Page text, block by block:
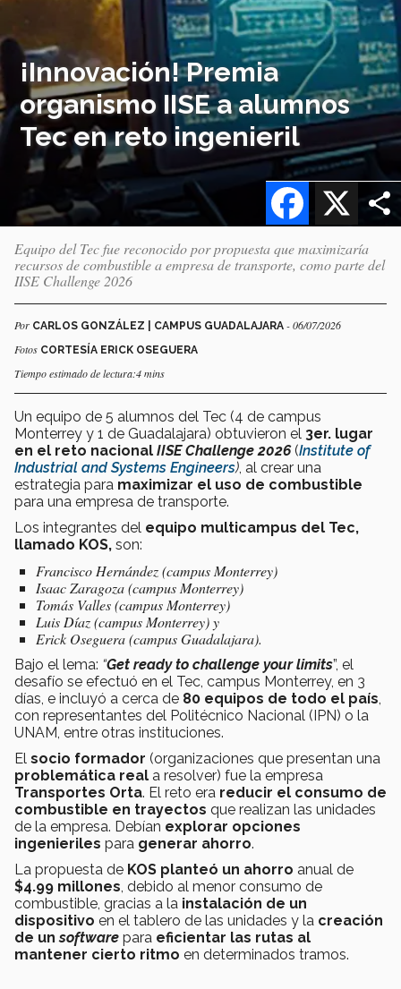
¡Innovación! Premia
organismo IISE a alumnos
Tec en reto ingenieril
X
Facebook
Equipo del Tec fue reconocido por propuesta que maximizaría
recursos de combustible a empresa de transporte, como parte del
IISE Challenge 2026
Por CARLOS GONZÁLEZ | CAMPUS GUADALAJARA - 06/07/2026
Fotos CORTESÍA ERICK OSEGUERA
Tiempo estimado de lectura:4 mins
Un equipo de 5 alumnos del Tec (4 de campus
Monterrey y 1 de Guadalajara) obtuvieron el 3er. lugar
en el reto nacional IISE Challenge 2026(Institute of
Industrial and Systems Engineers) , al crear una
estrategia para maximizar el uso de combustible
para una empresa de transporte.
Los integrantes del equipo multicampus del Tec,
llamado KOS, son:
Francisco Hernández (campus Monterrey)
Isaac Zaragoza (campus Monterrey)
Tomás Valles (campus Monterrey)
Luis Díaz (campus Monterrey) y
Erick Oseguera (campus Guadalajara).
Bajo el lema: “Get ready to challenge your limits”, el
desafío se efectuó en el Tec, campus Monterrey, en 3
días, e incluyó a cerca de 80 equipos de todo el país
con representantes del Politécnico Nacional (IPN) o la
UNAM, entre otras instituciones.
El socio formador (organizaciones que presentan una
problemática real a resolver) fue la empresa
Transportes Orta. El reto era reducir el consumo de
combustible en trayectos que realizan las unidades
de la empresa. Debían explorar opciones
ingenieriles para generar ahorro.
La propuesta de KOS planteó un ahorro anual de
$4.99 millones , debido al menor consumo de
combustible, gracias a la instalación de un
dispositivo en el tablero de las unidades y la creación
de unsoftware para eficientar las rutas al
mantener cierto ritmo en determinados tramos.